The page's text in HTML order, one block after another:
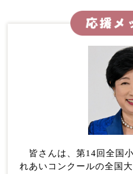
皆さんは、第14回全国
れあいコンクールの全国